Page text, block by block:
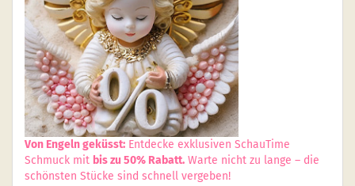
Von Engeln geküsst: Entdecke exklusiven SchauTime
Schmuck mit bis zu 50% Rabatt. Warte nicht zu lange – die
schönsten Stücke sind schnell vergeben!